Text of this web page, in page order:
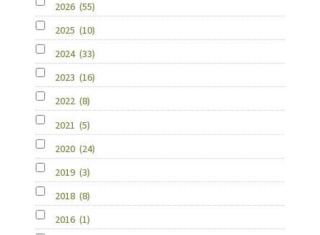
2026 (55)
2025 (10)
2024 (33)
2023 (16)
2022 (8)
2021 (5)
2020 (24)
2019 (3)
2018 (8)
2016 (1)